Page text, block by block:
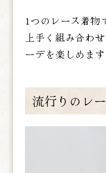
1つのレース着物
上手く組み合わ
ーデを楽しめます
流行りのレ